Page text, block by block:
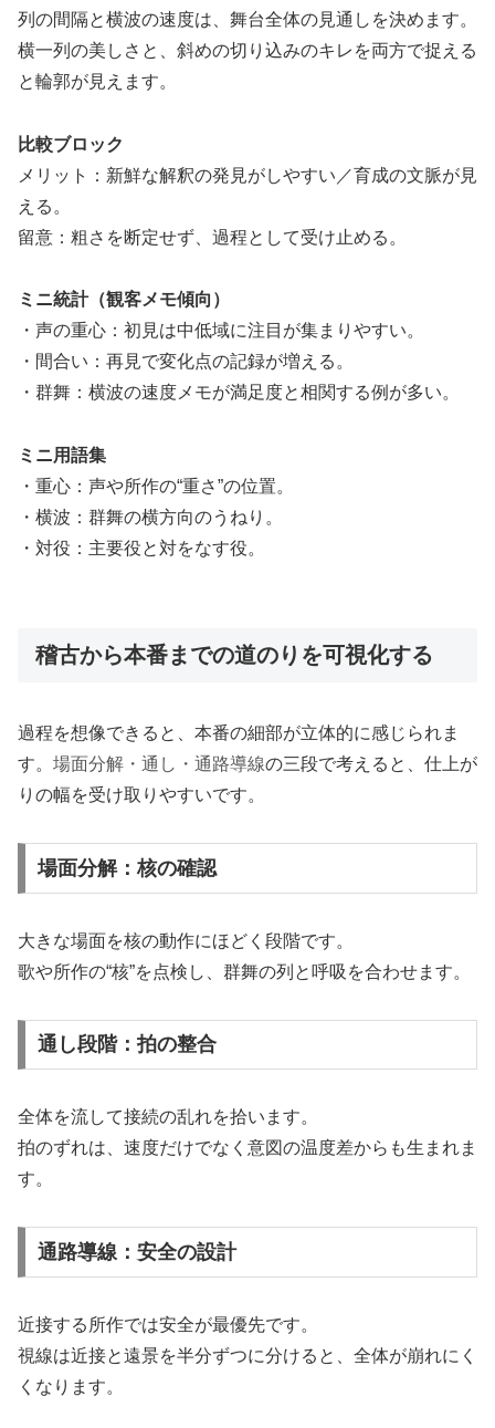
列の間隔と横波の速度は、舞台全体の見通しを決めます。
横一列の美しさと、斜めの切り込みのキレを両方で捉える
と輪郭が見えます。
比較ブロック
メリット：新鮮な解釈の発見がしやすい／育成の文脈が見
える。
留意：粗さを断定せず、過程として受け止める。
ミニ統計（観客メモ傾向）
・声の重心：初見は中低域に注目が集まりやすい。
・間合い：再見で変化点の記録が増える。
・群舞：横波の速度メモが満足度と相関する例が多い。
ミニ用語集
・重心：声や所作の“重さ”の位置。
・横波：群舞の横方向のうねり。
・対役：主要役と対をなす役。
稽古から本番までの道のりを可視化する
過程を想像できると、本番の細部が立体的に感じられま
す。 場面分解・通し・通路導線の三段で考えると、仕上が
りの幅を受け取りやすいです。
場面分解：核の確認
大きな場面を核の動作にほどく段階です。
歌や所作の“核”を点検し、群舞の列と呼吸を合わせます。
通し段階：拍の整合
全体を流して接続の乱れを拾います。
拍のずれは、速度だけでなく意図の温度差からも生まれま
す。
通路導線：安全の設計
近接する所作では安全が最優先です。
視線は近接と遠景を半分ずつに分けると、全体が崩れにく
くなります。